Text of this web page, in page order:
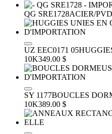
QG SRE1728ACIER/
UZ EEC0171 05
10K349.00 $
SY 1177BOUCLES
10K389.00 $